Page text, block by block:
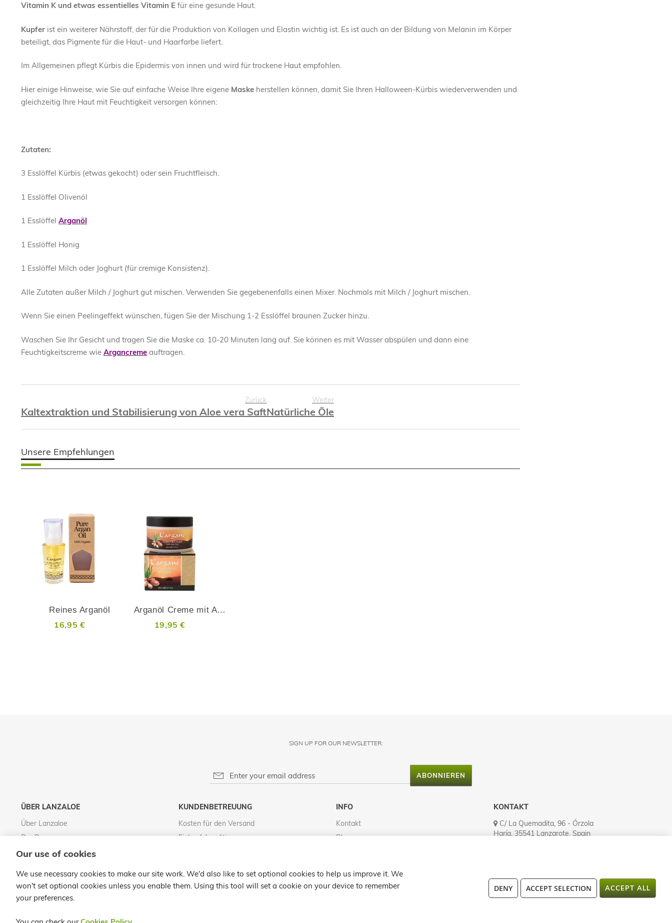
Vitamin K und etwas essentielles Vitamin E für eine gesunde Haut.
Kupfer ist ein weiterer Nährstoff, der für die Produktion von Kollagen und Elastin wichtig ist. Es ist auch an der Bildung von Melanin im Körper
beteiligt, das Pigmente für die Haut- und Haarfarbe liefert.
Im Allgemeinen pflegt Kürbis die Epidermis von innen und wird für trockene Haut empfohlen.
Hier einige Hinweise, wie Sie auf einfache Weise Ihre eigene Maske herstellen können, damit Sie Ihren Halloween-Kürbis wiederverwenden und
gleichzeitig Ihre Haut mit Feuchtigkeit versorgen können:
Zutaten:
3 Esslöffel Kürbis (etwas gekocht) oder sein Fruchtfleisch.
1 Esslöffel Olivenöl
1 Esslöffel Arganöl
1 Esslöffel Honig
1 Esslöffel Milch oder Joghurt (für cremige Konsistenz).
Alle Zutaten außer Milch / Joghurt gut mischen. Verwenden Sie gegebenenfalls einen Mixer. Nochmals mit Milch / Joghurt mischen.
Wenn Sie einen Peelingeffekt wünschen, fügen Sie der Mischung 1-2 Esslöffel braunen Zucker hinzu.
Waschen Sie Ihr Gesicht und tragen Sie die Maske ca. 10-20 Minuten lang auf. Sie können es mit Wasser abspülen und dann eine
Feuchtigkeitscreme wie Argancreme auftragen.
Zurück
Kaltextraktion und Stabilisierung von Aloe vera Saft
Weiter
Natürliche Öle
Unsere Empfehlungen
Reines Arganöl
16,95 €
WUNSCHLISTE
HINZUFÜGEN
Arganöl Creme mit Aloe Vera - 200 ml
19,95 €
SIGN UP FOR OUR NEWSLETTER:
ABONNIEREN
ÜBER LANZALOE
Über Lanzaloe
Der Prozess
Besuchen Sie den LanzaloePark
Qualitätsverpflichtung
KUNDENBETREUUNG
Kosten für den Versand
Einkaufskonditionen
Cookies-Politik
INFO
Kontakt
Blog
Karte
KONTAKT
C/ La Quemadita, 96 - Órzola
Haría, 35541 Lanzarote, Spain
Our use of cookies
We use necessary cookies to make our site work. We'd also like to set optional cookies to help us improve it. We
won't set optional cookies unless you enable them. Using this tool will set a cookie on your device to remember
your preferences.
DENY ACCEPT SELECTION ACCEPT ALL